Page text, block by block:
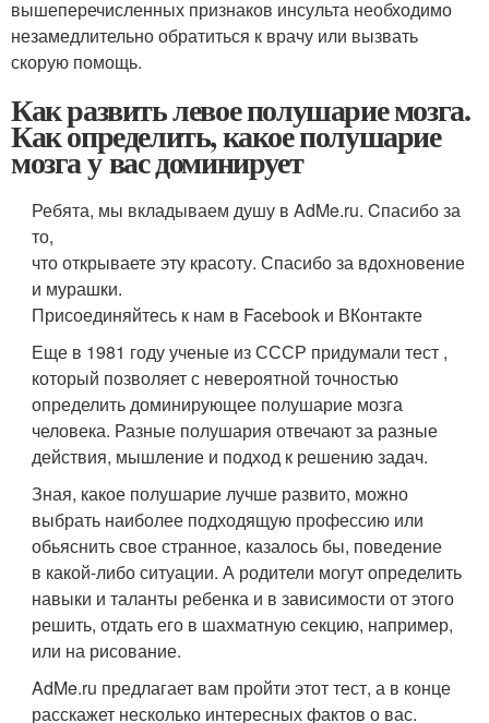
вышеперечисленных признаков инсульта необходимо
незамедлительно обратиться к врачу или вызвать
скорую помощь.
Как развить левое полушарие мозга.
Как определить, какое полушарие
мозга у вас доминирует
Ребята, мы вкладываем душу в AdMe.ru. Cпасибо за
то,
что открываете эту красоту. Спасибо за вдохновение
и мурашки.
Присоединяйтесь к нам в Facebook и ВКонтакте
Еще в 1981 году ученые из СССР придумали тест ,
который позволяет с невероятной точностью
определить доминирующее полушарие мозга
человека. Разные полушария отвечают за разные
действия, мышление и подход к решению задач.
Зная, какое полушарие лучше развито, можно
выбрать наиболее подходящую профессию или
обьяснить свое странное, казалось бы, поведение
в какой-либо ситуации. А родители могут определить
навыки и таланты ребенка и в зависимости от этого
решить, отдать его в шахматную секцию, например,
или на рисование.
AdMe.ru предлагает вам пройти этот тест, а в конце
расскажет несколько интересных фактов о вас.